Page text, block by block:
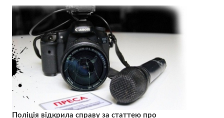
Поліція відкрила справу за статтею про